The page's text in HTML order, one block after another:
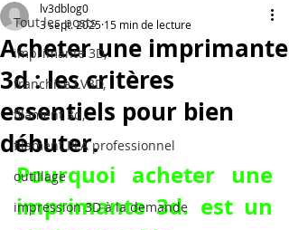
Tout les posts
imprimante 3D,
franchise LV3D,
filament 3d,
filament PLA professionnel
outillage
impression 3D à la demande
Acheter une imprimante
3d : les critères
essentiels pour bien
débuter.
lv3dblog0
3 sept. 2025 15 min de lecture
Pourquoi acheter une
imprimante 3d. est un